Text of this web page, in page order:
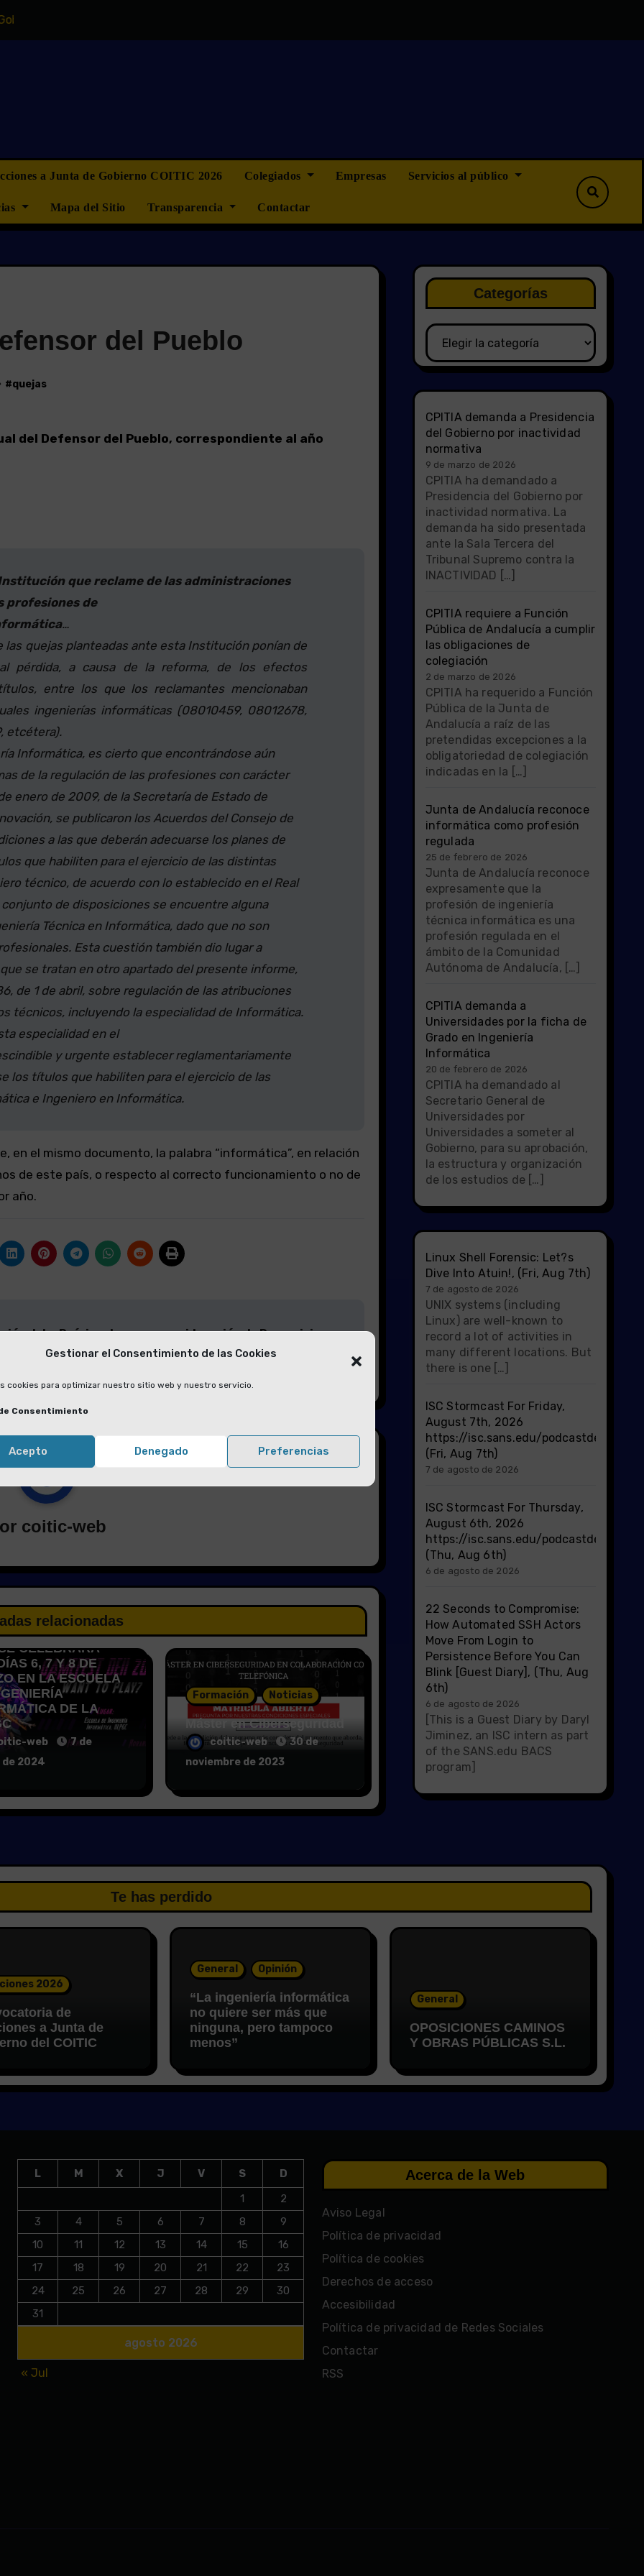
Gestionar el Consentimiento de las Cookies
cookies para optimizar nuestro sitio web y nuestro servicio.
Consentimiento
Acepto Denegado Preferencias
COITIC
a Junta de Gobierno COITIC 2026 Colegiados Empresas Servicios al público
Mapa del Sitio Transparencia Contactar
del Pueblo
#quejas
del Defensor del Pueblo, correspondiente al año
que reclame de las administraciones
profesiones de
…
quejas planteadas ante esta Institución ponían de
pérdida, a causa de la reforma, de los efectos
entre los que los reclamantes mencionaban
ingenierías informáticas (08010459, 08012678,
etcétera).
Informática, es cierto que encontrándose aún
de la regulación de las profesiones con carácter
enero de 2009, de la Secretaría de Estado de
se publicaron los Acuerdos del Consejo de
a las que deberán adecuarse los planes de
que habiliten para el ejercicio de las distintas
técnico, de acuerdo con lo establecido en el Real
de disposiciones se encuentre alguna
Técnica en Informática, dado que no son
Esta cuestión también dio lugar a
se tratan en otro apartado del presente informe,
de 1 de abril, sobre regulación de las atribuciones
técnicos, incluyendo la especialidad de Informática.
especialidad en el
y urgente establecer reglamentariamente
los títulos que habiliten para el ejercicio de las
e Ingeniero en Informática.
en el mismo documento, la palabra “informática”, en relación
de este país, o respecto al correcto funcionamiento o no de
año.
del
Próxima toma en consideración de Proposiciones
de Ley en el Congreso de los Diputados
coitic-web
relacionadas
General
OTORGARÁ
EN EL
FEST DEII 2024,
CELEBRARÁ
6, 7 Y 8 DE
EN LA ESCUELA
DE LA
web
7 de
2024
Formación Noticias
Máster en Ciberseguridad
coitic-web
30 de
noviembre de 2023
Categorías
Categorías
CPITIA demanda a Presidencia
del Gobierno por inactividad
normativa
9 de marzo de 2026
CPITIA ha demandado a
Presidencia del Gobierno por
inactividad normativa. La
demanda ha sido presentada
ante la Sala Tercera del
Tribunal Supremo contra la
INACTIVIDAD […]
CPITIA requiere a Función
Pública de Andalucía a cumplir
las obligaciones de
colegiación
2 de marzo de 2026
CPITIA ha requerido a Función
Pública de la Junta de
Andalucía a raíz de las
pretendidas excepciones a la
obligatoriedad de colegiación
indicadas en la […]
Junta de Andalucía reconoce
informática como profesión
regulada
25 de febrero de 2026
Junta de Andalucía reconoce
expresamente que la
profesión de ingeniería
técnica informática es una
profesión regulada en el
ámbito de la Comunidad
Autónoma de Andalucía, […]
CPITIA demanda a
Universidades por la ficha de
Grado en Ingeniería
Informática
20 de febrero de 2026
CPITIA ha demandado al
Secretario General de
Universidades por
Universidades a someter al
Gobierno, para su aprobación,
la estructura y organización
de los estudios de […]
Linux Shell Forensic: Let?s
Dive Into Atuin!, (Fri, Aug 7th)
7 de agosto de 2026
UNIX systems (including
Linux) are well-known to
record a lot of activities in
many different locations. But
there is one […]
ISC Stormcast For Friday,
August 7th, 2026
https://isc.sans.edu/podcastdetail/
(Fri, Aug 7th)
7 de agosto de 2026
ISC Stormcast For Thursday,
August 6th, 2026
https://isc.sans.edu/podcastdetail/
(Thu, Aug 6th)
6 de agosto de 2026
22 Seconds to Compromise:
How Automated SSH Actors
Move From Login to
Persistence Before You Can
Blink [Guest Diary], (Thu, Aug
6th)
6 de agosto de 2026
[This is a Guest Diary by Daryl
Jiminez, an ISC intern as part
of the SANS.edu BACS
program]
Te has perdido
2026
de
a Junta de
del COITIC
General Opinión
“La ingeniería informática
no quiere ser más que
ninguna, pero tampoco
menos”
General
OPOSICIONES CAMINOS
Y OBRAS PÚBLICAS S.L.
agosto 2026
L M X J V S
D
1
2
3
4 5 6 7 8
9
10
11 12 13 14 15
16
17
18 19 20 21 22
23
24
25 26 27 28 29
30
31
« Jul
Acerca de la Web
Aviso Legal
Política de privacidad
Política de cookies
Derechos de acceso
Accesibilidad
Política de privacidad de Redes Sociales
Contactar
RSS